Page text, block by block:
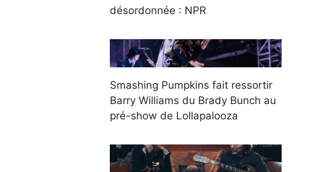
désordonnée : NPR
Smashing Pumpkins fait ressortir
Barry Williams du Brady Bunch au
pré-show de Lollapalooza